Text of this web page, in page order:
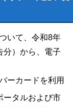
いて、令和8年
分）から、電子
ーカードを利用
ータルおよび市